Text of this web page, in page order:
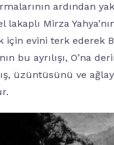
ardından
Mirza
için evini terk ederek
bu ayrılışı, O’na
üzüntüsünü ve